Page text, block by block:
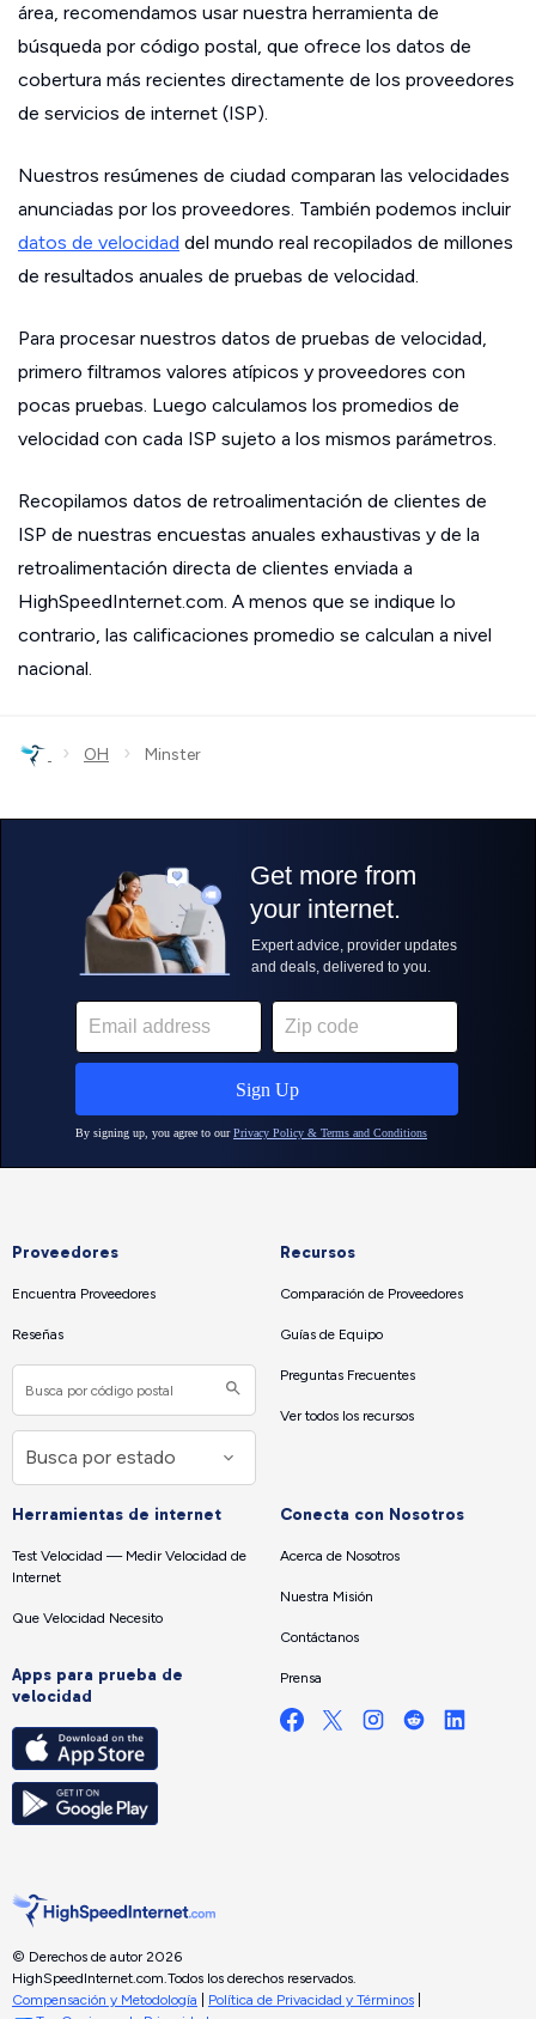
área, recomendamos usar nuestra herramienta de
búsqueda por código postal, que ofrece los datos de
cobertura más recientes directamente de los proveedores
de servicios de internet (ISP).
Nuestros resúmenes de ciudad comparan las velocidades
anunciadas por los proveedores. También podemos incluir
datos de velocidad del mundo real recopilados de millones
de resultados anuales de pruebas de velocidad.
Para procesar nuestros datos de pruebas de velocidad,
primero filtramos valores atípicos y proveedores con
pocas pruebas. Luego calculamos los promedios de
velocidad con cada ISP sujeto a los mismos parámetros.
Recopilamos datos de retroalimentación de clientes de
ISP de nuestras encuestas anuales exhaustivas y de la
retroalimentación directa de clientes enviada a
HighSpeedInternet.com. A menos que se indique lo
contrario, las calificaciones promedio se calculan a nivel
nacional.
› OH › Minster
Proveedores
Encuentra Proveedores
Reseñas
Recursos
Comparación de Proveedores
Guías de Equipo
Preguntas Frecuentes
Ver todos los recursos
Herramientas de internet
Test Velocidad — Medir Velocidad de
Internet
Que Velocidad Necesito
Apps para prueba de
velocidad
Conecta con Nosotros
Acerca de Nosotros
Nuestra Misión
Contáctanos
Prensa
© Derechos de autor 2026
HighSpeedInternet.com. Todos los derechos reservados.
Compensación y Metodología
Política de Privacidad y Términos